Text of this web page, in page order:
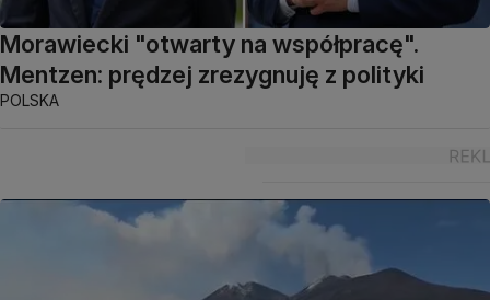
Morawiecki "otwarty na współpracę".
Mentzen: prędzej zrezygnuję z polityki
POLSKA